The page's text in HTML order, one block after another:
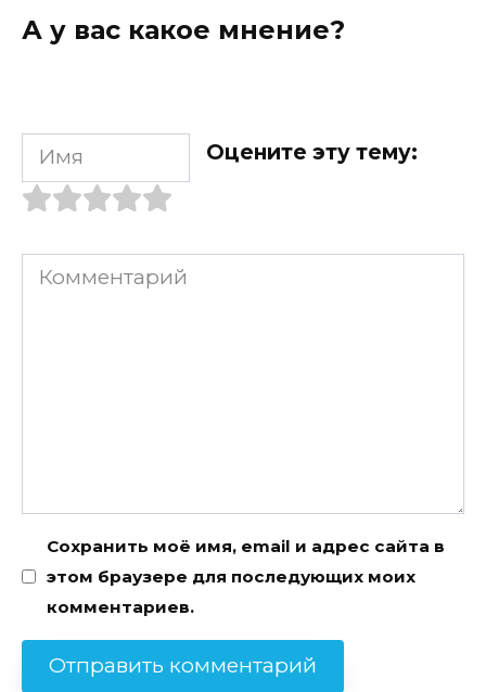
А у вас какое мнение?
Имя Оцените эту тему:
Комментарий
Сохранить моё имя, email и адрес сайта в
этом браузере для последующих моих
комментариев.